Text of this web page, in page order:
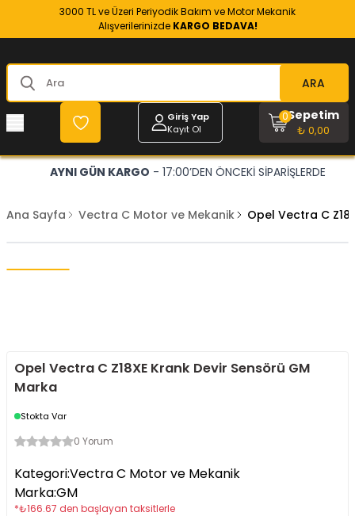
3000 TL ve Üzeri Periyodik Bakım ve Motor Mekanik
Alışverilerinizde KARGO BEDAVA!
ARA
Giriş Yap
Kayıt Ol
Sepetim
₺ 0,00
0
AYNI GÜN KARGO - 17:00’DEN ÖNCEKİ SİPARİŞLERDE
Ana Sayfa Vectra C Motor ve Mekanik Opel Vectra C
Opel Vectra C Z18XE Krank Devir Sensörü GM
Marka
Stokta Var
0 Yorum
Kategori:Vectra C Motor ve Mekanik
Marka:GM
*₺166.67 den başlayan taksitlerle